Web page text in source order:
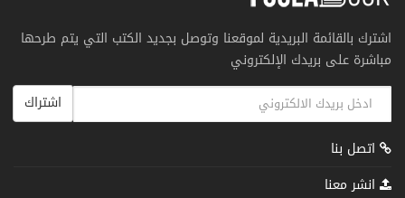
اشترك بالقائمة البريدية لموقعنا وتوصل بجديد الكتب التي يتم طرحها
مباشرة على بريدك الإلكتروني
اشتراك
اتصل بنا
انشر معنا